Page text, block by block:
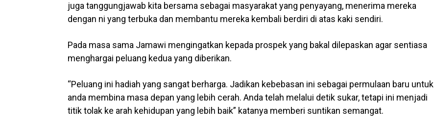
juga tanggungjawab kita bersama sebagai masyarakat yang penyayang, menerima mereka
dengan ni yang terbuka dan membantu mereka kembali berdiri di atas kaki sendiri.
Pada masa sama Jamawi mengingatkan kepada prospek yang bakal dilepaskan agar sentiasa
menghargai peluang kedua yang diberikan.
“Peluang ini hadiah yang sangat berharga. Jadikan kebebasan ini sebagai permulaan baru untuk
anda membina masa depan yang lebih cerah. Anda telah melalui detik sukar, tetapi ini menjadi
titik tolak ke arah kehidupan yang lebih baik” katanya memberi suntikan semangat.